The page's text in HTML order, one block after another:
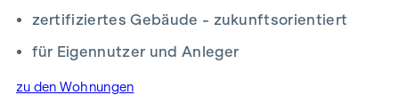
Rechtsanwaltskanzlei Tiefenthaler Gnesda, in 1010 Wien,
Dienstleistungen belaufen sich auf 1,5% zzgl. Umsatzsteuer.
zertifiziertes Gebäude - zukunftsorientiert
für Eigennutzer und Anleger
zu den Wohnungen